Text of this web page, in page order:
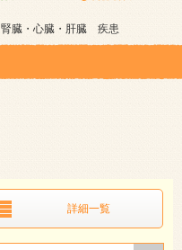
腎臓・心臓・肝臓 疾患
詳細一覧